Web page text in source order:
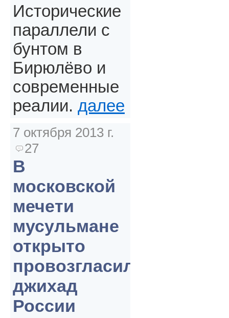
Исторические
параллели с
бунтом в
Бирюлёво и
современные
реалии. далее
7 октября 2013 г.
27
В
московской
мечети
мусульмане
открыто
провозгласили
джихад
России